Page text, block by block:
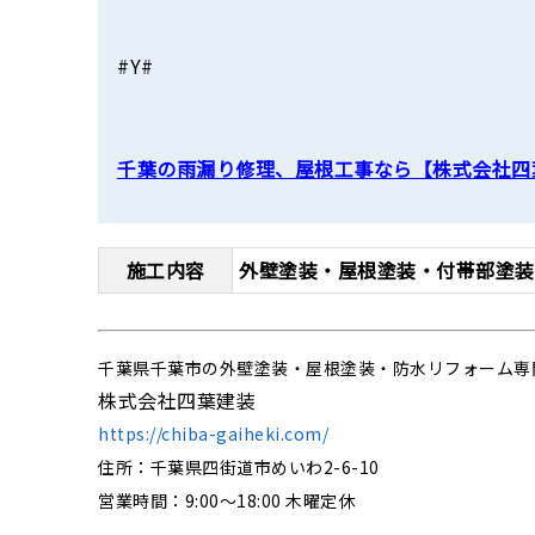
#Y#
千葉の雨漏り修理、屋根工事なら【株式会社四
施工内容 外壁塗装・屋根塗装・付帯部塗装
千葉県千葉市の外壁塗装・屋根塗装・防水リフォーム専
株式会社四葉建装
https://chiba-gaiheki.com/
住所：千葉県四街道市めいわ2-6-10
営業時間：9:00〜18:00 木曜定休